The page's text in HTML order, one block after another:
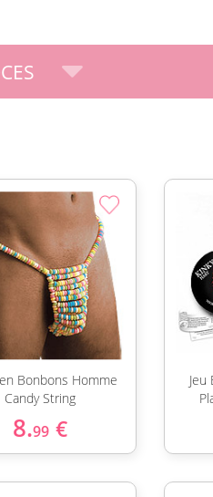
Bonbons Homme
Candy String
8.99 €